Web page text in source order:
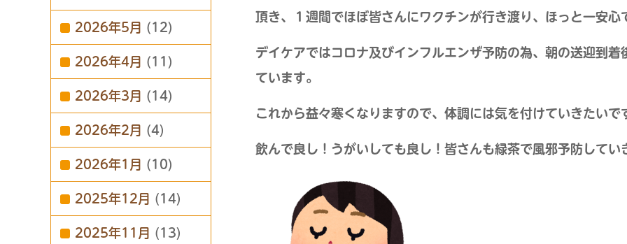
頂き、１週間でほぼ皆さんにワクチンが行き渡り、ほっと一安心
デイケアではコロナ及びインフルエンザ予防の為、朝の送迎到
ています。
これから益々寒くなりますので、体調には気を付けていきたいで
飲んで良し！うがいしても良し！皆さんも緑茶で風邪予防して
2026年5月 (12)
2026年4月 (11)
2026年3月 (14)
2026年2月 (4)
2026年1月 (10)
2025年12月 (14)
2025年11月 (13)